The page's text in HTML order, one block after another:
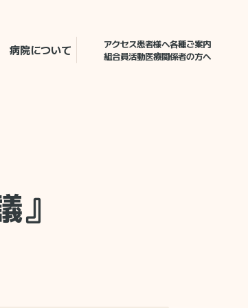
病院について アクセス患者様へ各種ご案内
組合員活動医療関係者の方へ
』